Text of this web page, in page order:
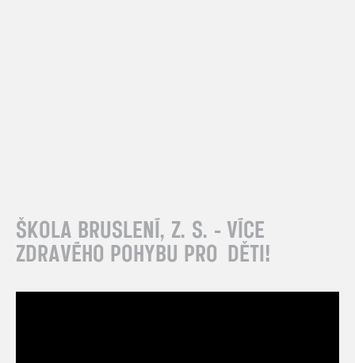
ŠKOLA BRUSLENÍ, Z. S. - VÍCE
ZDRAVÉHO POHYBU PRO DĚTI!